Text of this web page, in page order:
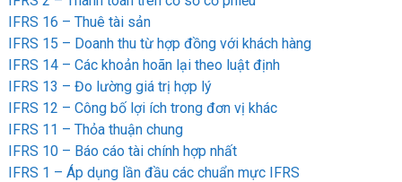
IFRS 16 – Thuê tài sản
IFRS 15 – Doanh thu từ hợp đồng với khách hàng
IFRS 14 – Các khoản hoãn lại theo luật định
IFRS 13 – Đo lường giá trị hợp lý
IFRS 12 – Công bố lợi ích trong đơn vị khác
IFRS 11 – Thỏa thuận chung
IFRS 10 – Báo cáo tài chính hợp nhất
IFRS 1 – Áp dụng lần đầu các chuẩn mực IFRS